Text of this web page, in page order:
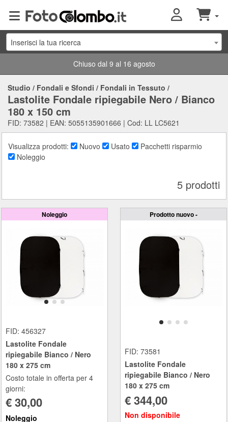
Inserisci la tua ricerca
Chiuso dal 9 al 16 agosto
Studio / Fondali e Sfondi / Fondali in Tessuto /
Lastolite Fondale ripiegabile Nero / Bianco
180 x 150 cm
FID: 73582 | EAN: 5055135901666 | Cod: LL LC5621
Visualizza prodotti: Nuovo Usato
Pacchetti risparmio
Noleggio
5 prodotti
Noleggio
FID: 456327
Lastolite Fondale
ripiegabile Bianco / Nero
180 x 275 cm
Costo totale in offerta per 4
giorni:
€ 30,00
Noleggio
Prodotto nuovo -
FID: 73581
Lastolite Fondale
ripiegabile Bianco / Nero
180 x 275 cm
€ 344,00
Non disponibile